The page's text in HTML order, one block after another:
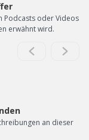
Podcasts oder Videos
erwähnt wird.
an dieser